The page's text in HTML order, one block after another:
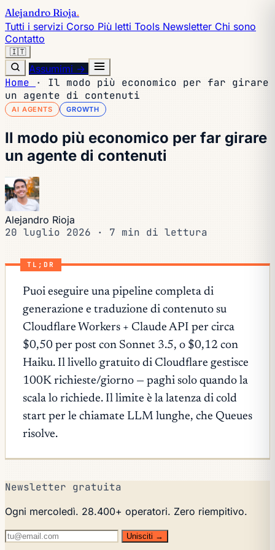
Alejandro Rioja.
Tutti i servizi Corso Più letti Tools Newsletter Chi sono
Contatto
🇮🇹
Assumimi →
Home ·
Il modo più economico per far girare
un agente di contenuti
AI AGENTS GROWTH
Il modo più economico per far girare
un agente di contenuti
Alejandro Rioja
20 luglio 2026 · 7 min di lettura
TL;DR
Puoi eseguire una pipeline completa di
generazione e traduzione di contenuto su
Cloudflare Workers + Claude API per circa
$0,50 per post con Sonnet 3.5, o $0,12 con
Haiku. Il livello gratuito di Cloudflare gestisce
100K richieste/giorno — paghi solo quando la
scala lo richiede. Il limite è la latenza di cold
start per le chiamate LLM lunghe, che Queues
risolve.
Newsletter gratuita
Ogni mercoledì. 28.400+ operatori. Zero riempitivo.
Unisciti →